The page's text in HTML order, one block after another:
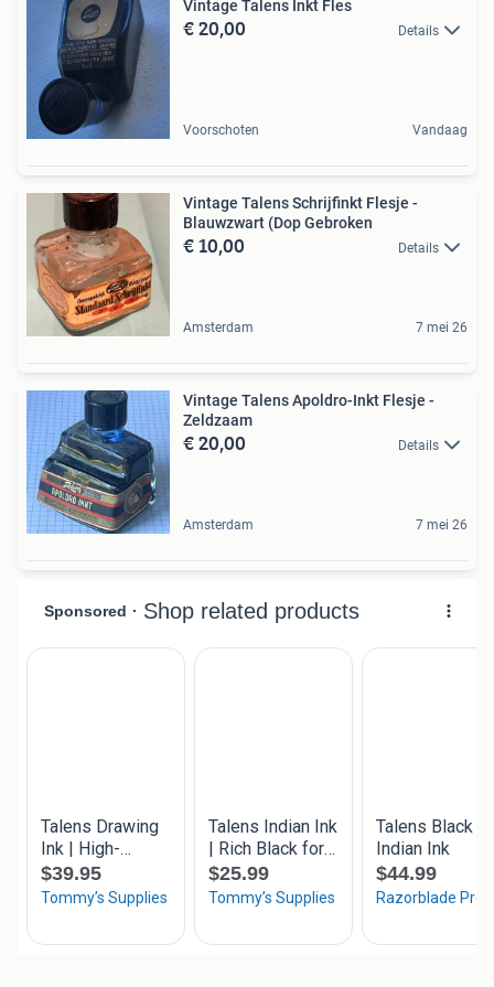
Vintage Talens Inkt Fles
€ 20,00 Details
Voorschoten Vandaag
Vintage Talens Schrijfinkt Flesje -
Blauwzwart (Dop Gebroken
€ 10,00 Details
Amsterdam 7 mei 26
Vintage Talens Apoldro-Inkt Flesje -
Zeldzaam
€ 20,00 Details
Amsterdam 7 mei 26